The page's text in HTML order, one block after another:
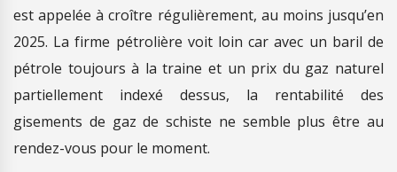
est appelée à croître régulièrement, au moins jusqu’en
2025. La firme pétrolière voit loin car avec un baril de
pétrole toujours à la traine et un prix du gaz naturel
partiellement indexé dessus, la rentabilité des
gisements de gaz de schiste ne semble plus être au
rendez-vous pour le moment.